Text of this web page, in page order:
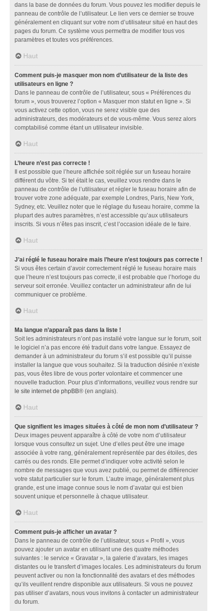
dans la base de données du forum. Vous pouvez les modifier depuis le
panneau de contrôle de l’utilisateur. Le lien vers ce dernier se trouve
généralement en cliquant sur votre nom d’utilisateur situé en haut des
pages du forum. Ce système vous permettra de modifier tous vos
paramètres et toutes vos préférences.
Haut
Comment puis-je masquer mon nom d’utilisateur de la liste des
utilisateurs en ligne ?
Dans le panneau de contrôle de l’utilisateur, sous « Préférences du
forum », vous trouverez l’option « Masquer mon statut en ligne ». Si
vous activez cette option, vous ne serez visible que des
administrateurs, des modérateurs et de vous-même. Vous serez alors
comptabilisé comme étant un utilisateur invisible.
Haut
L’heure n’est pas correcte !
Il est possible que l’heure affichée soit réglée sur un fuseau horaire
différent du vôtre. Si tel était le cas, veuillez vous rendre dans le
panneau de contrôle de l’utilisateur et régler le fuseau horaire afin de
trouver votre zone adéquate, par exemple Londres, Paris, New York,
Sydney, etc. Veuillez noter que le réglage du fuseau horaire, comme la
plupart des autres paramètres, n’est accessible qu’aux utilisateurs
inscrits. Si vous n’êtes pas inscrit, c’est l’occasion idéale de le faire.
Haut
J’ai réglé le fuseau horaire mais l’heure n’est toujours pas correcte !
Si vous êtes certain d’avoir correctement réglé le fuseau horaire mais
que l’heure n’est toujours pas correcte, il est probable que l’horloge du
serveur soit erronée. Veuillez contacter un administrateur afin de lui
communiquer ce problème.
Haut
Ma langue n’apparaît pas dans la liste !
Soit les administrateurs n’ont pas installé votre langue sur le forum, soit
le logiciel n’a pas encore été traduit dans votre langue. Essayez de
demander à un administrateur du forum s’il est possible qu’il puisse
installer la langue que vous souhaitez. Si la traduction désirée n’existe
pas, vous êtes libre de vous porter volontaire et commencer une
nouvelle traduction. Pour plus d’informations, veuillez vous rendre sur
le site internet de phpBB® (en anglais).
Haut
Que signifient les images situées à côté de mon nom d’utilisateur ?
Deux images peuvent apparaître à côté de votre nom d’utilisateur
lorsque vous consultez un sujet. Une d’elles peut être une image
associée à votre rang, généralement représentée par des étoiles, des
carrés ou des ronds. Elle permet d’indiquer votre activité selon le
nombre de messages que vous avez publié, ou permet de différencier
votre statut particulier sur le forum. L’autre image, généralement plus
grande, est une image connue sous le nom d’avatar qui est bien
souvent unique et personnelle à chaque utilisateur.
Haut
Comment puis-je afficher un avatar ?
Dans le panneau de contrôle de l’utilisateur, sous « Profil », vous
pouvez ajouter un avatar en utilisant une des quatre méthodes
suivantes : le service « Gravatar », la galerie d’avatars, les images
distantes ou le transfert d’images locales. Les administrateurs du forum
peuvent activer ou non la fonctionnalité des avatars et des méthodes
qu’ils veuillent rendre disponible aux utilisateurs. Si vous ne pouvez
pas utiliser d’avatars, nous vous invitons à contacter un administrateur
du forum.